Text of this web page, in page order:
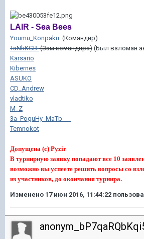
LAIR - Sea Bees
Youmu_Konpaku (Командир)
TaNkKGB(Зам командира) (Был взломан
Karsario
Kibernes
ASUKO
CD_Andrew
vladtiko
M_Z
3a_PoguHy_MaTb___
Temnokot
Допущена (с) Pyzir
В турнирную заявку попадают все 10
возможно вы успеете решить вопросы со
из участников, до окончания турнира.
Изменено 17 июн 2016, 11:44:22